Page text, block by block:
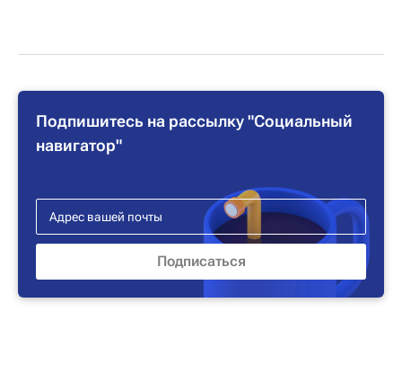
Подпишитесь на рассылку "Социальный
навигатор"